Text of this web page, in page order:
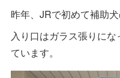
昨年、JRで初めて補助
入り口はガラス張りに
ています。